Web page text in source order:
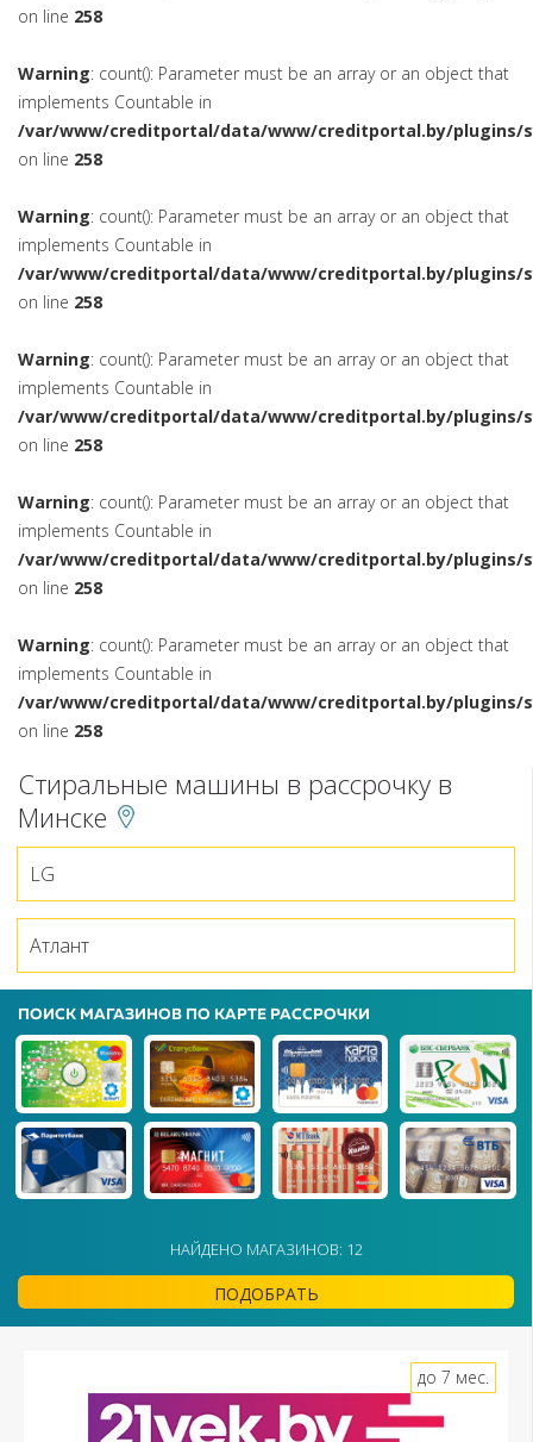
on line 258
Warning: count(): Parameter must be an array or an object that
implements Countable in
/var/www/creditportal/data/www/creditportal.by/plugins/
on line 258
Warning: count(): Parameter must be an array or an object that
implements Countable in
/var/www/creditportal/data/www/creditportal.by/plugins/
on line 258
Warning: count(): Parameter must be an array or an object that
implements Countable in
/var/www/creditportal/data/www/creditportal.by/plugins/
on line 258
Warning: count(): Parameter must be an array or an object that
implements Countable in
/var/www/creditportal/data/www/creditportal.by/plugins/
on line 258
Warning: count(): Parameter must be an array or an object that
implements Countable in
/var/www/creditportal/data/www/creditportal.by/plugins/
on line 258
Стиральные машины в рассрочку в
Минске
LG
Атлант
ПОИСК МАГАЗИНОВ ПО КАРТЕ РАССРОЧКИ
НАЙДЕНО МАГАЗИНОВ: 12
ПОДОБРАТЬ
до 7 мес.